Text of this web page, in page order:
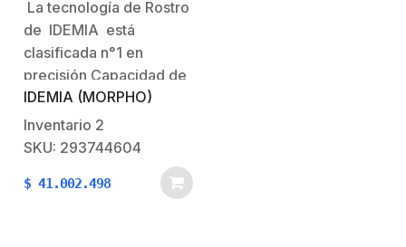
Desfire incluido IP65
La tecnología de Rostro
de IDEMIA está
clasificada n°1 en
precisión Capacidad de
almacenamiento interno:
20,000 registros de
usuario extensibles,
licenciaFuente de
IDEMIA (MORPHO)
Inventario 2
SKU: 293744604
$ 41.002.498